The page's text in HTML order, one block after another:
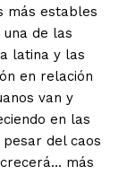
más estables
una de las
latina y las
en relación
van y
en las
pesar del caos
más